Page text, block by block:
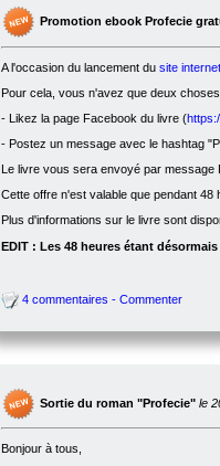
Promotion ebook Profecie
A l'occasion du lancement du site
Pour cela, vous n'avez que deux
- Likez la page Facebook du livre (
- Postez un message avec le hashtag
Le livre vous sera envoyé par message
Cette offre n'est valable que pendant 48
Plus d'informations sur le livre sont
EDIT : Les 48 heures étant
4 commentaires - Commenter
Sortie du roman "Profecie" le
Bonjour à tous,